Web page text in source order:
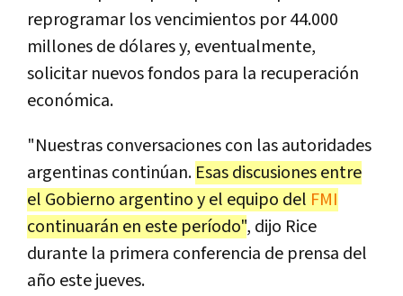
reprogramar los vencimientos por 44.000
millones de dólares y, eventualmente,
solicitar nuevos fondos para la recuperación
económica.
"Nuestras conversaciones con las autoridades
argentinas continúan. Esas discusiones entre
el Gobierno argentino y el equipo del FMI
continuarán en este período", dijo Rice
durante la primera conferencia de prensa del
año este jueves.